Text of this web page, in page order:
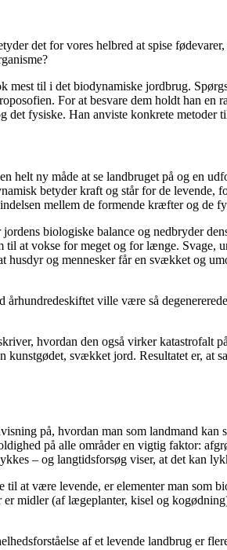
det for vores helbred at spise
til i det biodynamiske jordbrug.
For at besvare dem holdt han
fysiske. Han anviste konkrete metoder
helt ny måde at se landbruget på og en
betyder kraft og står for de
mellem de formende kræfter og de
biologiske balance og nedbryder
at vokse for meget og for længe. Svage,
og mennesker får en svækket og
ville være så
hvordan den også virker katastrofalt
svækket jord. Resultatet er, at
på, hvordan man som landmand
på alle områder en vigtig faktor:
– og langtidsforsøg viser, at det kan
at være levende, er elementer man som
midler (af lægeplanter, kisel og
af et levende landbrug er